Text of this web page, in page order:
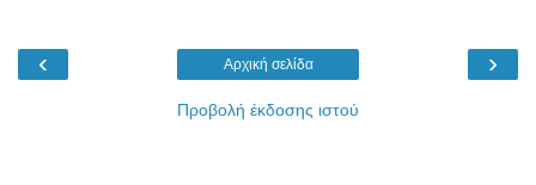
‹ ›
Αρχική σελίδα
Προβολή έκδοσης ιστού